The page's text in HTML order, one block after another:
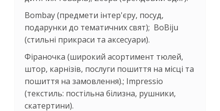
Bombay (предмети інтер'єру, посуд,
подарунки до тематичних свят); BoBiju
(стильні прикраси та аксесуари).
Фіраночка (широкий асортимент тюлей,
штор, карнізів, послуги пошиття на місці та
пошиття на замовлення).; Impressio
(текстиль: постільна білизна, рушники,
скатертини).